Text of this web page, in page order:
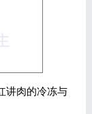
讲肉的冷冻与